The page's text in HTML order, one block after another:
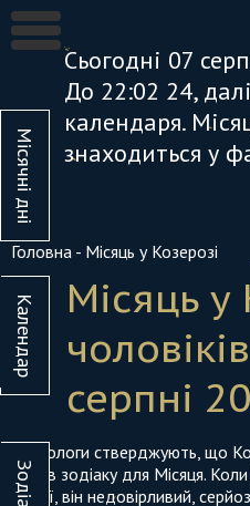
Сьогодні 07
До 22:02 24, далі
календаря.
знаходиться у
Місячні дні
КалендарВересень
1 2 3 4 5
8 9 10 11 12
14 15 16 17 18 19
Зодіак
Головна - Місяць у Козерозі
Місяць у
серпні
Астрологи стверджують, що
знаків зодіаку для Місяця.
стихії, він недовірливий,